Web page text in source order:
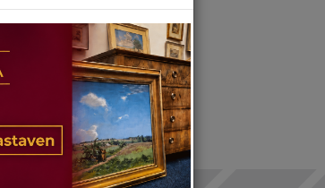
dole, rámováno
plátně
výška: 69 cm, rámování: 94,5 x 129
15.06.2026 20:33 SELČ